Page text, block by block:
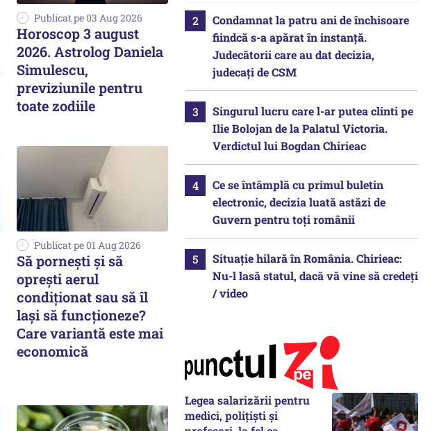
Publicat pe 03 Aug 2026
Horoscop 3 august
2026. Astrolog Daniela
Simulescu,
previziunile pentru
toate zodiile
Publicat pe 01 Aug 2026
Să pornești și să
oprești aerul
condiționat sau să îl
lași să funcționeze?
Care variantă este mai
economică
Condamnat la patru ani de închisoare
fiindcă s-a apărat în instanță.
Judecătorii care au dat decizia,
judecați de CSM
Singurul lucru care l-ar putea clinti pe
Ilie Bolojan de la Palatul Victoria.
Verdictul lui Bogdan Chirieac
Ce se întâmplă cu primul buletin
electronic, decizia luată astăzi de
Guvern pentru toți românii
Situație hilară în România. Chirieac:
Nu-l lasă statul, dacă vă vine să credeți
/ video
Legea salarizării pentru
medici, polițiști și